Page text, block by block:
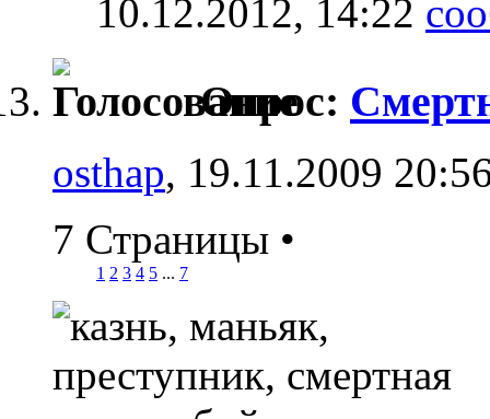
10.12.2012, 14:22
Опрос:
osthap, 19.11.2009
7 Страницы •
1 2 3 4 5 ... 7